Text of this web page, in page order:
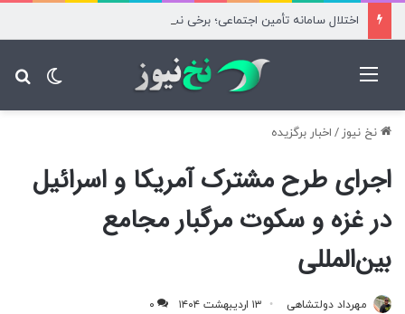
نخ نیوز / اخبار برگزیده
اجرای طرح مشترک آمریکا و اسرائیل
در غزه و سکوت مرگبار مجامع
بین‌المللی
مهرداد دولتشاهی ۱۳ اردیبهشت ۱۴۰۴
۰